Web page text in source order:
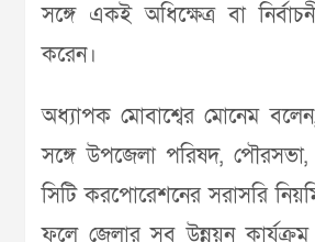
সঙ্গে একই অধিক্ষেত্র বা
করেন।
অধ্যাপক মোবাশ্বের মোনেম
সঙ্গে উপজেলা পরিষদ,
সিটি করপোরেশনের সরাসরি
ফলে জেলার সব উন্নয়ন কার্যক্রম